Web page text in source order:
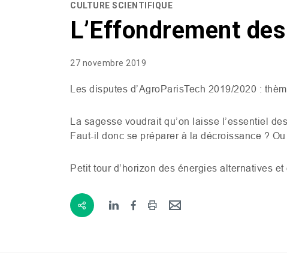
CULTURE SCIENTIFIQUE
L’Effondrement
27 novembre 2019
Les disputes d’AgroParisTech 2019/2020 :
La sagesse voudrait qu’on laisse l’essentiel
Faut-il donc se préparer à la décroissance ?
Petit tour d’horizon des énergies alternatives et